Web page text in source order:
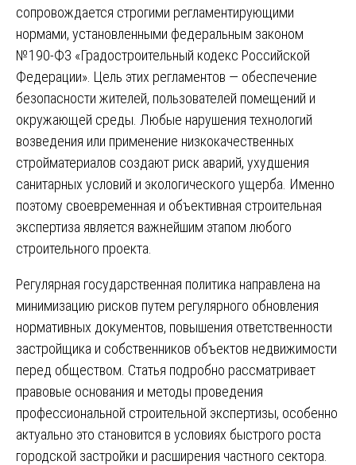
сопровождается строгими регламентирующими
нормами, установленными федеральным законом
№190-ФЗ «Градостроительный кодекс Российской
Федерации». Цель этих регламентов — обеспечение
безопасности жителей, пользователей помещений и
окружающей среды. Любые нарушения технологий
возведения или применение низкокачественных
стройматериалов создают риск аварий, ухудшения
санитарных условий и экологического ущерба. Именно
поэтому своевременная и объективная строительная
экспертиза является важнейшим этапом любого
строительного проекта.
Регулярная государственная политика направлена на
минимизацию рисков путем регулярного обновления
нормативных документов, повышения ответственности
застройщика и собственников объектов недвижимости
перед обществом. Статья подробно рассматривает
правовые основания и методы проведения
профессиональной строительной экспертизы, особенно
актуально это становится в условиях быстрого роста
городской застройки и расширения частного сектора.